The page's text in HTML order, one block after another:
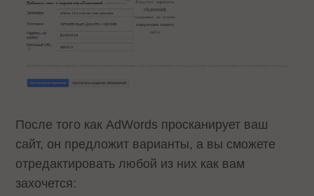
После того как AdWords просканирует ваш
сайт, он предложит варианты, а вы сможете
отредактировать любой из них как вам
захочется: